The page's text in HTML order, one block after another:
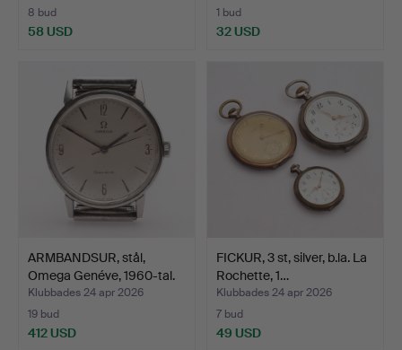
8 bud
58 USD
1 bud
32 USD
ARMBANDSUR, stål,
Omega Genéve, 1960-tal.
Klubbades 24 apr 2026
19 bud
412 USD
FICKUR, 3 st, silver, b.la. La
Rochette, 1…
Klubbades 24 apr 2026
7 bud
49 USD